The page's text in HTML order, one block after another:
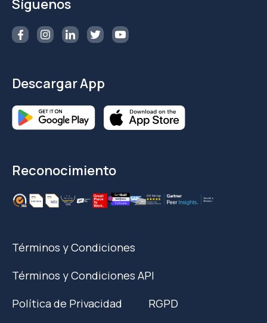
Síguenos
Descargar App
Reconocimiento
Términos y Condiciones
Términos y Condiciones API
Política de Privacidad
RGPD